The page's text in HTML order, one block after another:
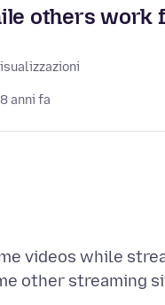
others work
anni fa
videos while
other streaming